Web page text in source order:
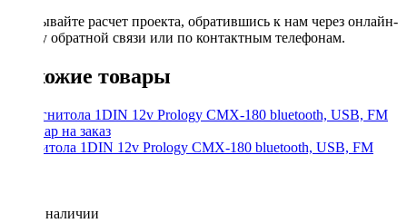
Заказывайте расчет проекта, обратившись к нам через онлайн-
форму обратной связи или по контактным телефонам.
Похожие товары
Магнитола 1DIN 12v Prology CMX-180 bluetooth, USB, FM
Нет в наличии